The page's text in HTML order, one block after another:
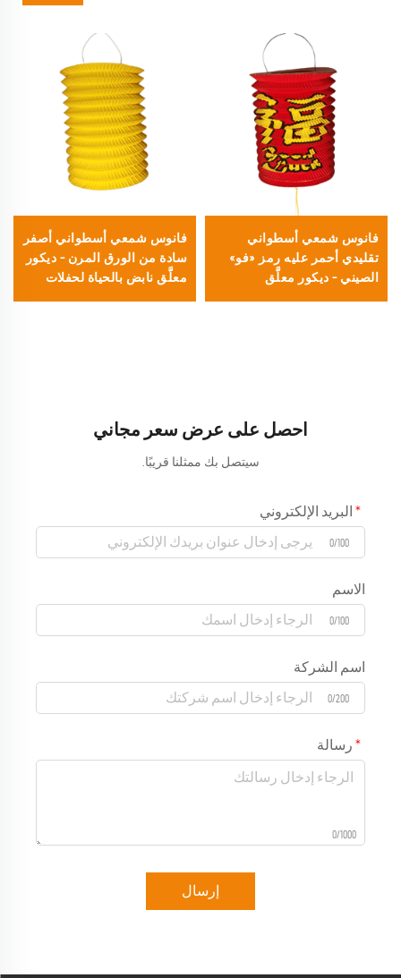
فانوس شمعي أسطواني
تقليدي أحمر عليه رمز «فو»
الصيني – ديكور معلَّق
فانوس شمعي أسطواني أصفر
سادة من الورق المرن – ديكور
معلَّق نابض بالحياة لحفلات
احصل على عرض سعر مجاني
سيتصل بك ممثلنا قريبًا.
البريد الإلكتروني
0/100
الاسم
0/100
اسم الشركة
0/200
رسالة
0/1000
إرسال